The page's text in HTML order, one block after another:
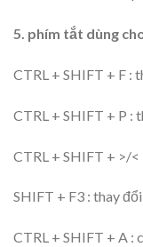
5. phím tắt dùng
CTRL + SHIFT + F :
CTRL + SHIFT + P :
CTRL + SHIFT + >/
SHIFT + F3 : thay
CTRL + SHIFT + A :